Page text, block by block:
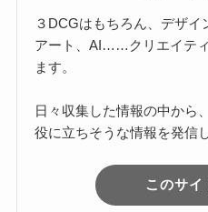
３DCGはもちろん、デザ
アート、AI……クリエイテ
ます。
日々収集した情報の中から
役に立ちそうな情報を発信
このサイ